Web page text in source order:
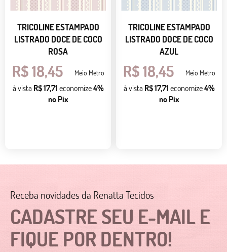
TRICOLINE ESTAMPADO
LISTRADO DOCE DE COCO
ROSA
R$ 18,45 Meio Metro
à vista R$ 17,71 economize4%
no Pix
TRICOLINE ESTAMPADO
LISTRADO DOCE DE COCO
AZUL
R$ 18,45 Meio Metro
à vista R$ 17,71 economize4%
no Pix
CADASTRE SEU E-MAIL E
FIQUE POR DENTRO!
Receba novidades da Renatta Tecidos